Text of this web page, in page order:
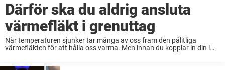
Därför ska du aldrig ansluta
värmefläkt i grenuttag
När temperaturen sjunker tar många av oss fram den pålitliga
värmefläkten för att hålla oss varma. Men innan du kopplar in din i